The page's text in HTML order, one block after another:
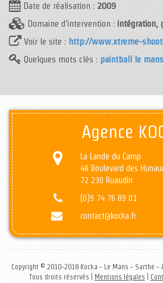
Date de réalisation : 2009
Domaine d'intervention : intégration,
Voir le site : http://www.xtreme-
Quelques mots clés : paintball le mans
Agence
La Lande du Camp
48 Boulevard des
72 230 Ruaudin
(0)9 74 76 89 01
contact@kocka.fr
Copyright © 2010-2018 Kocka - Le Mans - Sarthe -
Tous droits réservés |
Mentions légales